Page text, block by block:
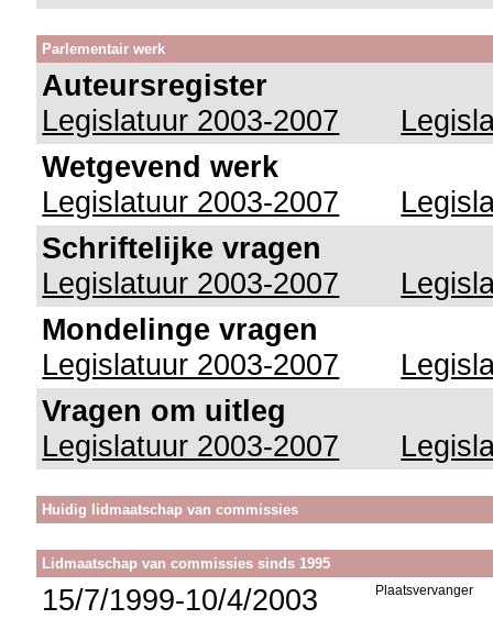
Parlementair werk
Auteursregister
Legislatuur 2003-2007
Wetgevend werk
Legislatuur 2003-2007
Schriftelijke vragen
Legislatuur 2003-2007
Mondelinge vragen
Legislatuur 2003-2007
Vragen om uitleg
Legislatuur 2003-2007
Huidig lidmaatschap van commissies
Lidmaatschap van commissies sinds 1995
15/7/1999-10/4/2003 Plaatsvervanger